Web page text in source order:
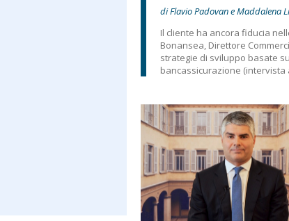
di Flavio Padovan e Maddalena
Il cliente ha ancora fiducia
Bonansea, Direttore
strategie di sviluppo basate
bancassicurazione (intervista